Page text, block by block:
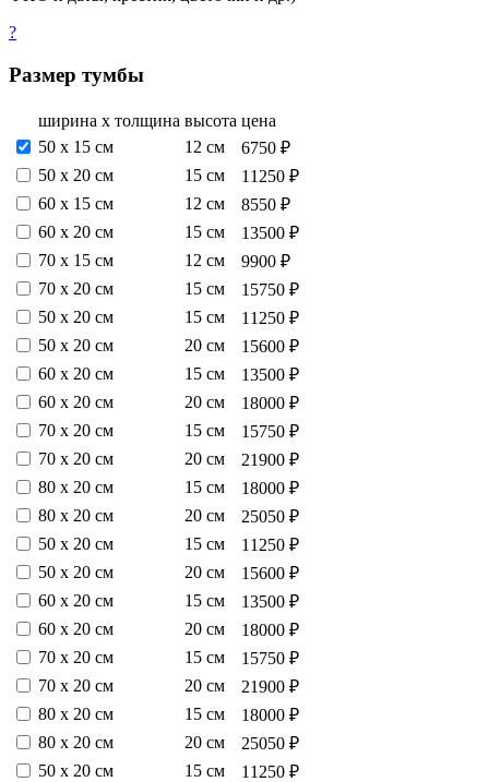
?
Размер тумбы
ширина х толщина высота цена
50 х 15 см
12 см
6750 ₽
50 х 20 см
15 см
11250 ₽
60 х 15 см
12 см
8550 ₽
60 х 20 см
15 см
13500 ₽
70 х 15 см
12 см
9900 ₽
70 х 20 см
15 см
15750 ₽
50 х 20 см
15 см
11250 ₽
50 х 20 см
20 см
15600 ₽
60 х 20 см
15 см
13500 ₽
60 х 20 см
20 см
18000 ₽
70 х 20 см
15 см
15750 ₽
70 х 20 см
20 см
21900 ₽
80 х 20 см
15 см
18000 ₽
80 х 20 см
20 см
25050 ₽
50 х 20 см
15 см
11250 ₽
50 х 20 см
20 см
15600 ₽
60 х 20 см
15 см
13500 ₽
60 х 20 см
20 см
18000 ₽
70 х 20 см
15 см
15750 ₽
70 х 20 см
20 см
21900 ₽
80 х 20 см
15 см
18000 ₽
80 х 20 см
20 см
25050 ₽
50 х 20 см
15 см
11250 ₽